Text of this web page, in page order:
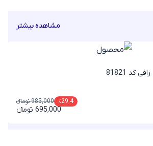
مشاهده بیشتر
کد 81821
٪29.4 985,000 تومانء
695,000 تومانء